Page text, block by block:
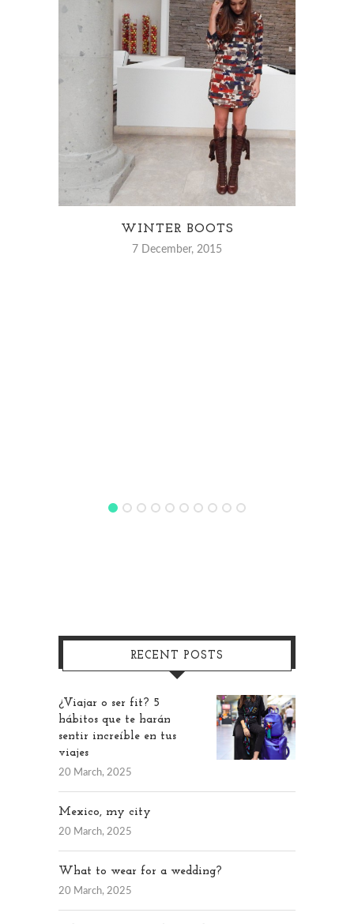
WINTER BOOTS
7 December, 2015
RECENT POSTS
¿Viajar o ser fit? 5
hábitos que te harán
sentir increíble en tus
viajes
20 March, 2025
Mexico, my city
20 March, 2025
What to wear for a wedding?
20 March, 2025